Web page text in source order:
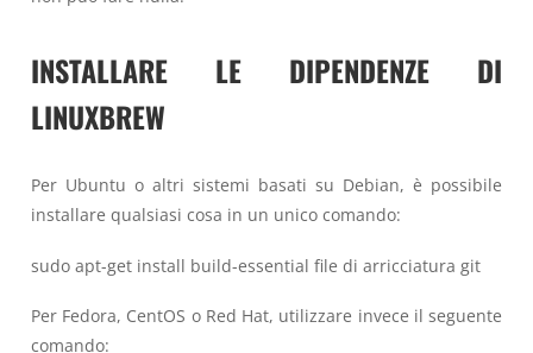
INSTALLARE LE DIPENDENZE DI
LINUXBREW
Per Ubuntu o altri sistemi basati su Debian, è possibile
installare qualsiasi cosa in un unico comando:
sudo apt-get install build-essential file di arricciatura git
Per Fedora, CentOS o Red Hat, utilizzare invece il seguente
comando: